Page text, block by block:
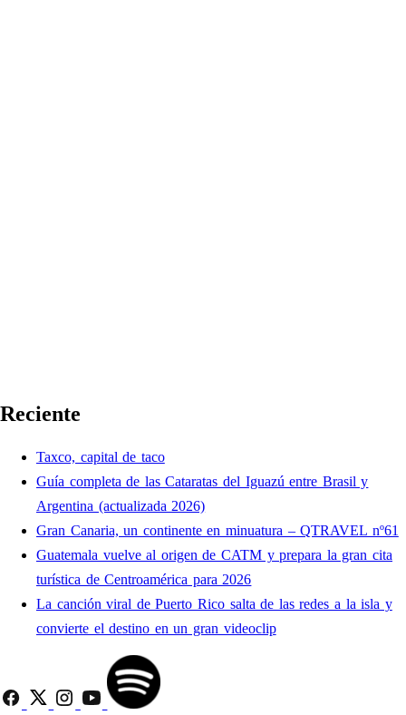
Reciente
Taxco, capital de taco
Guía completa de las Cataratas del Iguazú entre Brasil y
Argentina (actualizada 2026)
Gran Canaria, un continente en minuatura – QTRAVEL nº61
Guatemala vuelve al origen de CATM y prepara la gran cita
turística de Centroamérica para 2026
La canción viral de Puerto Rico salta de las redes a la isla y
convierte el destino en un gran videoclip